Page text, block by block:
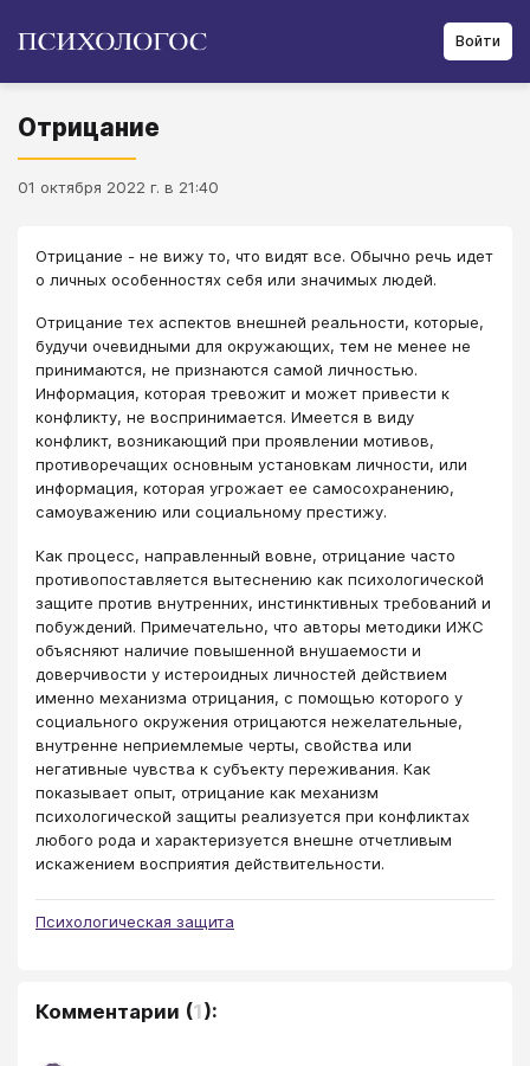
Войти
Отрицание
01 октября 2022 г. в 21:40
Отрицание - не вижу то, что видят все. Обычно речь идет
о личных особенностях себя или значимых людей.
Отрицание тех аспектов внешней реальности, которые,
будучи очевидными для окружающих, тем не менее не
принимаются, не признаются самой личностью.
Информация, которая тревожит и может привести к
конфликту, не воспринимается. Имеется в виду
конфликт, возникающий при проявлении мотивов,
противоречащих основным установкам личности, или
информация, которая угрожает ее самосохранению,
самоуважению или социальному престижу.
Как процесс, направленный вовне, отрицание часто
противопоставляется вытеснению как психологической
защите против внутренних, инстинктивных требований и
побуждений. Примечательно, что авторы методики ИЖС
объясняют наличие повышенной внушаемости и
доверчивости у истероидных личностей действием
именно механизма отрицания, с помощью которого у
социального окружения отрицаются нежелательные,
внутренне неприемлемые черты, свойства или
негативные чувства к субъекту переживания. Как
показывает опыт, отрицание как механизм
психологической защиты реализуется при конфликтах
любого рода и характеризуется внешне отчетливым
искажением восприятия действительности.
Психологическая защита
Комментарии (1):